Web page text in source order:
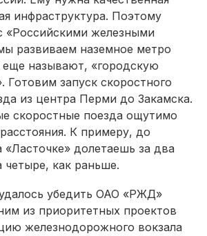
инфраструктура. Поэтому
«Российскими железными
развиваем наземное метро
еще называют, «городскую
Готовим запуск скоростного
из центра Перми до Закамска.
скоростные поезда ощутимо
К примеру, до
«Ласточке» долетаешь за два
четыре, как раньше.
убедить ОАО «РЖД»
из приоритетных проектов
железнодорожного вокзала